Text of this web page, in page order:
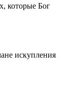
которые Бог
искупления